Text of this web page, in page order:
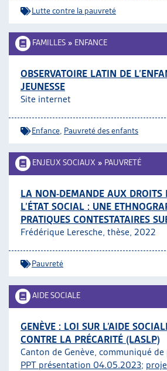
Lutte contre la pauvreté
FAMILLES » ENFANCE
OBSERVATOIRE LATIN DE
JEUNESSE
Site internet
Enfance Pauvreté des enfants
ENJEUX SOCIAUX » PAUVRETÉ
LA NON-DEMANDE AUX DROITS
L’ÉTAT SOCIAL : UNE
PRATIQUES CONTESTATAIRES
Frédérique Leresche, thèse, 2022
Pauvreté
AIDE SOCIALE
GENÈVE : LOI SUR L’AIDE
CONTRE LA PRÉCARITÉ (LASLP)
Canton de Genève, communiqué
PPT présentation 04.05.2023;